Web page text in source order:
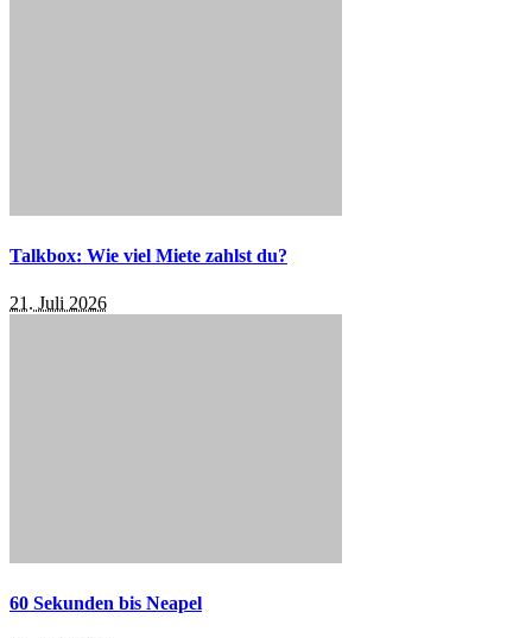
Talkbox: Wie viel Miete zahlst du?
21. Juli 2026
60 Sekunden bis Neapel